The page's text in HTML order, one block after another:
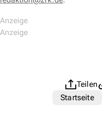
Teilen
Startseite